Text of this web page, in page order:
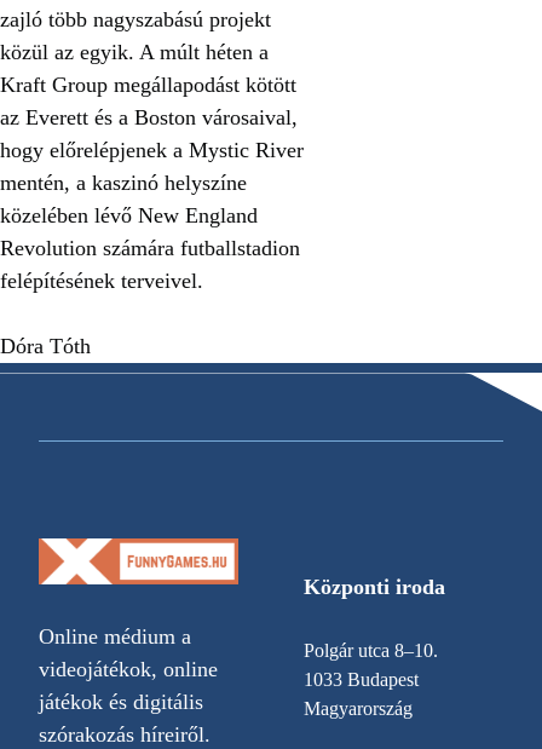
zajló több nagyszabású projekt
közül az egyik. A múlt héten a
Kraft Group megállapodást kötött
az Everett és a Boston városaival,
hogy előrelépjenek a Mystic River
mentén, a kaszinó helyszíne
közelében lévő New England
Revolution számára futballstadion
felépítésének terveivel.
Dóra Tóth
Online médium a
videojátékok, online
játékok és digitális
szórakozás híreiről.
Központi iroda
Polgár utca 8–10.
1033 Budapest
Magyarország